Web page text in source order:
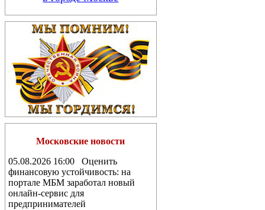
Московские новости
05.08.2026 16:00 Оценить
финансовую устойчивость: на
портале МБМ заработал новый
онлайн-сервис для
предпринимателей